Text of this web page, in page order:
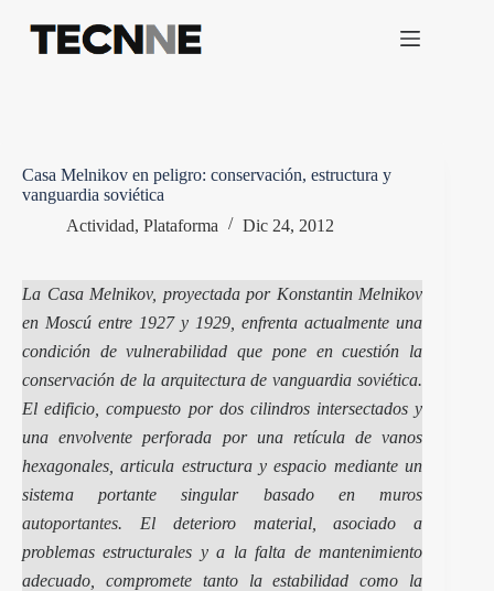
contenido
Casa Melnikov en peligro: conservación, estructura y
vanguardia soviética
Actividad, Plataforma Dic 24, 2012
La Casa Melnikov, proyectada por Konstantin Melnikov
en Moscú entre 1927 y 1929, enfrenta actualmente una
condición de vulnerabilidad que pone en cuestión la
conservación de la arquitectura de vanguardia soviética.
El edificio, compuesto por dos cilindros intersectados y
una envolvente perforada por una retícula de vanos
hexagonales, articula estructura y espacio mediante un
sistema portante singular basado enmuros
autoportantes. El deterioro material, asociado a
problemas estructurales y a la falta de mantenimiento
adecuado, compromete tanto la estabilidad como la